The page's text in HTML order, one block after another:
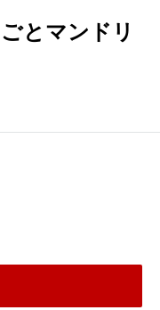
とマンドリ